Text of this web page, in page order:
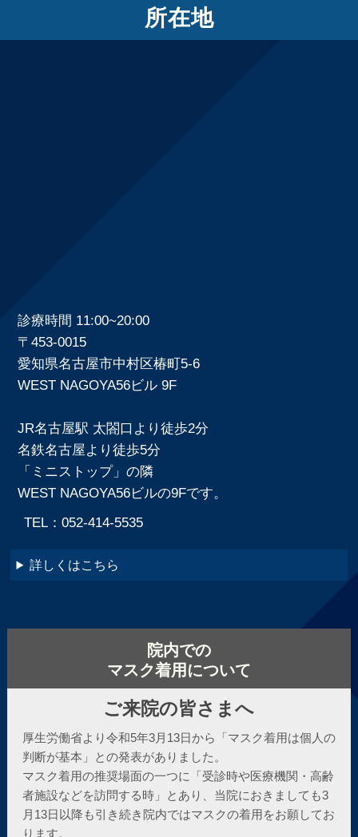
所在地
診療時間 11:00~20:00
〒453-0015
愛知県名古屋市中村区椿町5-6
WEST NAGOYA56ビル 9F
JR名古屋駅 太閤口より徒歩2分
名鉄名古屋より徒歩5分
「ミニストップ」の隣
WEST NAGOYA56ビルの9Fです。
TEL：052-414-5535
詳しくはこちら
院内での
マスク着用について
ご来院の皆さまへ
厚生労働省より令和5年3月13日から「マスク着用は個人の
判断が基本」との発表がありました。
マスク着用の推奨場面の一つに「受診時や医療機関・高齢
者施設などを訪問する時」とあり、 当院におきましても3
月13日以降も引き続き院内ではマスクの着用をお願してお
ります。